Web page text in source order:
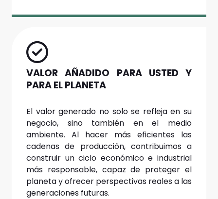
VALOR AÑADIDO PARA USTED Y
PARA EL PLANETA
El valor generado no solo se refleja en su
negocio, sino también en el medio
ambiente. Al hacer más eficientes las
cadenas de producción, contribuimos a
construir un ciclo económico e industrial
más responsable, capaz de proteger el
planeta y ofrecer perspectivas reales a las
generaciones futuras.